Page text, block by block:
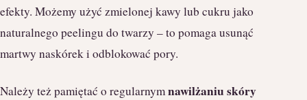
efekty. Możemy użyć zmielonej kawy lub cukru jako
naturalnego peelingu do twarzy – to pomaga usunąć
martwy naskórek i odblokować pory.
Należy też pamiętać o regularnymnawilżaniu skóry